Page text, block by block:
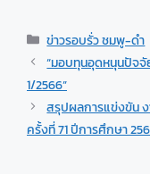
ข่าวรอบรั่ว ชมพู-ดำ
“มอบทุนอุดหนุนปัจจั
1/2566”
สรุปผลการแข่งขัน
ครั้งที่ 71 ปีการศึกษา